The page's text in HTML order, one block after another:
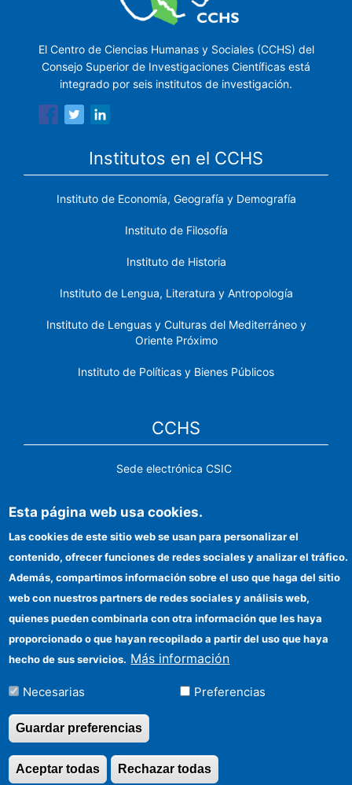
El Centro de Ciencias Humanas y Sociales (CCHS) del
Consejo Superior de Investigaciones Científicas está
integrado por seis institutos de investigación.
Institutos en el CCHS
Instituto de Economía, Geografía y Demografía
Instituto de Filosofía
Instituto de Historia
Instituto de Lengua, Literatura y Antropología
Instituto de Lenguas y Culturas del Mediterráneo y
Oriente Próximo
Instituto de Políticas y Bienes Públicos
CCHS
Sede electrónica CSIC
Información para proveedores
Ayudas FEDER
Organismos financiadores
Contacto
Cómo llegar
©Copyright 2026 Todos los derechos reservados
Esta página web usa cookies.
Las cookies de este sitio web se usan para personalizar el
contenido, ofrecer funciones de redes sociales y analizar el tráfico.
Además, compartimos información sobre el uso que haga del sitio
web con nuestros partners de redes sociales y análisis web,
quienes pueden combinarla con otra información que les haya
proporcionado o que hayan recopilado a partir del uso que haya
hecho de sus servicios. Más información
Necesarias Preferencias
Guardar preferencias
Rechazar todas
Aceptar todas